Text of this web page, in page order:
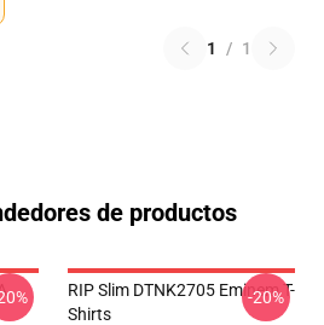
1 / 1
de productos
RIP Slim DTNK2705 Eminem T-
Shirts
-20%